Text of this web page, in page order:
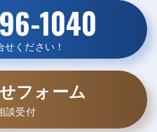
1040
ください！
フォーム
談受付